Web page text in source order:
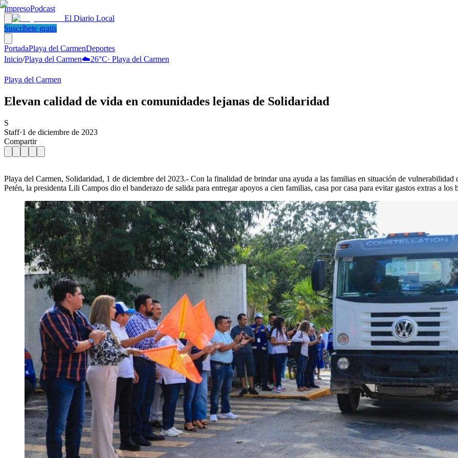
ImpresoPodcast
El Diario Local
Suscríbete gratis
PortadaPlaya del CarmenDeportes
Inicio/Playa del Carmen☁️26°C· Playa del Carmen
Playa del Carmen
Elevan calidad de vida en comunidades lejanas de Solidaridad
S
Staff·1 de diciembre de 2023
Compartir
Playa del Carmen, Solidaridad, 1 de diciembre del 2023.- Con la finalidad de brindar una ayuda a las familias en situación de
Petén, la presidenta Lili Campos dio el banderazo de salida para entregar apoyos a cien familias, casa por casa para evitar gastos extras a los